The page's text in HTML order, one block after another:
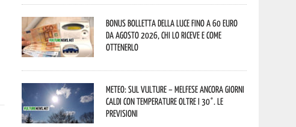
Bonus bolletta della luce fino a 60 euro
da agosto 2026, chi lo riceve e come
ottenerlo
Meteo: sul Vulture – melfese ancora giorni
caldi con temperature oltre i 30°. Le
previsioni